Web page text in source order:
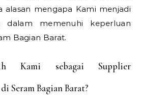
alasan mengapa Kami menjadi
memenuhi keperluan
Bagian Barat.
Kami sebagai Supplier
Seram Bagian Barat?